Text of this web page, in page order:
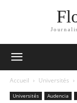
Accueil Universités
Universités Audencia